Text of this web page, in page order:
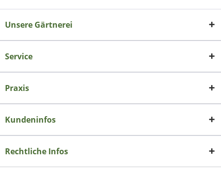
Unsere Gärtnerei
Service
Praxis
Kundeninfos
Rechtliche Infos